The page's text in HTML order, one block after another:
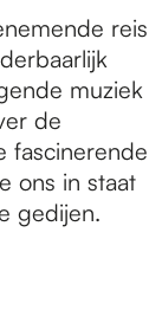
reis
muziek
de
fascinerende
ons in staat
gedijen.